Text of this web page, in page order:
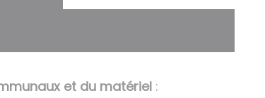
et du matériel: